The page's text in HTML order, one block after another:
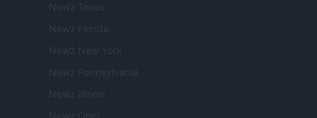
Newz Texas
Newz Florida
Newz New York
Newz Pennsylvania
Newz Illinois